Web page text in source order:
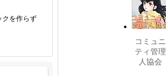
クを作らず
コミュニ
ティ管理
人協会